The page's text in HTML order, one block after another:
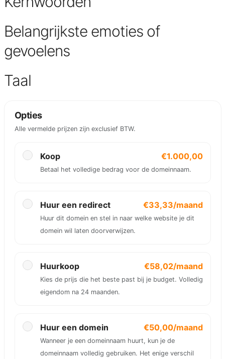
Belangrijkste emoties of
gevoelens
Taal
Opties
Alle vermelde prijzen zijn exclusief BTW.
Koop €1.000,00
Betaal het volledige bedrag voor de domeinnaam.
Huur een redirect €33,33/maand
Huur dit domein en stel in naar welke website je dit
domein wil laten doorverwijzen.
Huurkoop €58,02/maand
Kies de prijs die het beste past bij je budget. Volledig
eigendom na 24 maanden.
Huur een domein €50,00/maand
Wanneer je een domeinnaam huurt, kun je de
domeinnaam volledig gebruiken. Het enige verschil